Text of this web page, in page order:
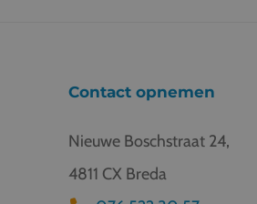
Contact opnemen
Nieuwe Boschstraat 24,
4811 CX Breda